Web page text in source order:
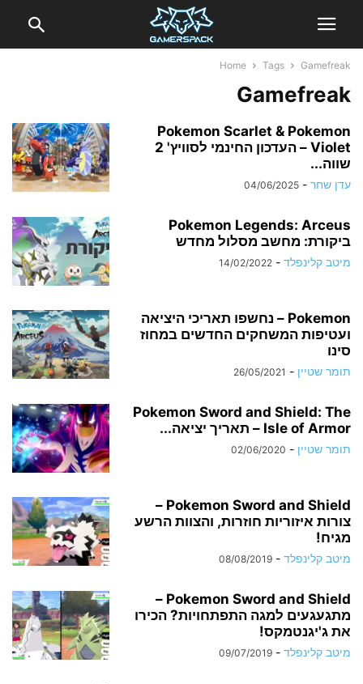
Home Tags Gamefreak
Gamefreak
Pokemon Scarlet & Pokemon
Violet – העדכון החינמי לסוויץ' 2
שווה...
עדן שחר -
04/06/2025
Pokemon Legends: Arceus
ביקורת: מחשב מסלול מחדש
מיטב קלינפלד -
14/02/2022
Pokemon – נחשפו תאריכי היציאה
ועטיפות המשחקים החדשים במחוז
סינו
תומר שטיין -
26/05/2021
Pokemon Sword and Shield: The
Isle of Armor – תאריך יציאה...
תומר שטיין -
02/06/2020
Pokemon Sword and Shield –
צורות איזוריות חוזרות, והצוות הרשע
מגיח!
מיטב קלינפלד -
08/08/2019
Pokemon Sword and Shield –
מתגעגעים למגה התפתחויות? הכירו
את ג'יגנטמקס!
מיטב קלינפלד -
09/07/2019